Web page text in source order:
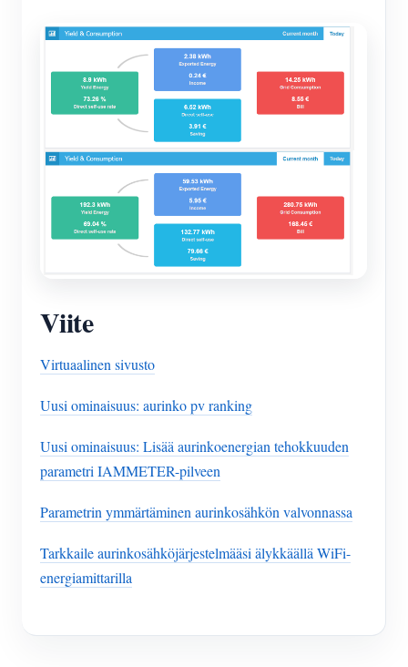
Viite
Virtuaalinen sivusto
Uusi ominaisuus: aurinko pv ranking
Uusi ominaisuus: Lisää aurinkoenergian tehokkuuden
parametri IAMMETER-pilveen
Parametrin ymmärtäminen aurinkosähkön valvonnassa
Tarkkaile aurinkosähköjärjestelmääsi älykkäällä WiFi-
energiamittarilla